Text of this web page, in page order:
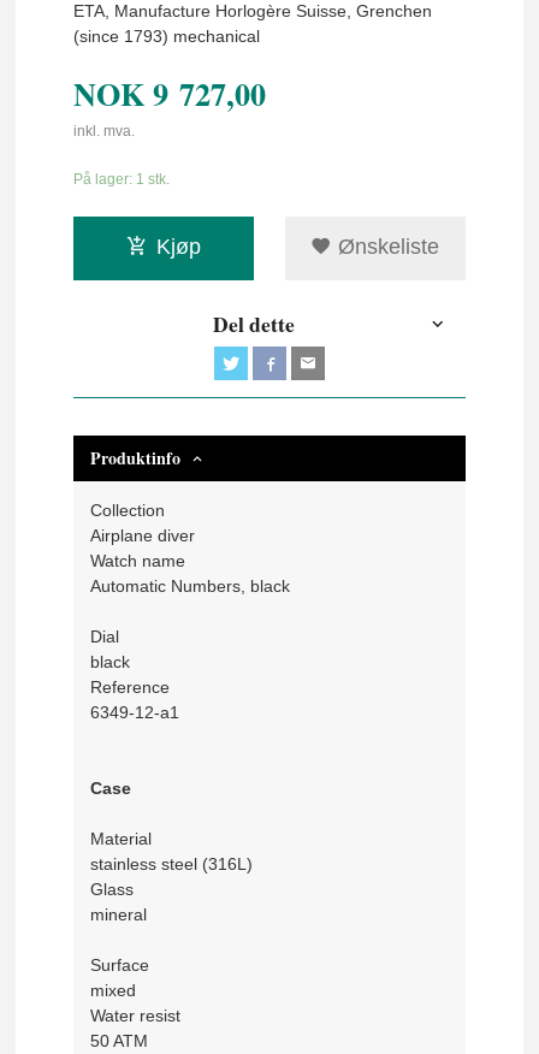
ETA, Manufacture Horlogère Suisse, Grenchen
(since 1793) mechanical
NOK9 727,00
inkl. mva.
På lager: 1 stk.
Kjøp Ønskeliste
Del dette
Produktinfo
Collection
Airplane diver
Watch name
Automatic Numbers, black
Dial
black
Reference
6349-12-a1
Case
Material
stainless steel (316L)
Glass
mineral
Surface
mixed
Water resist
50 ATM